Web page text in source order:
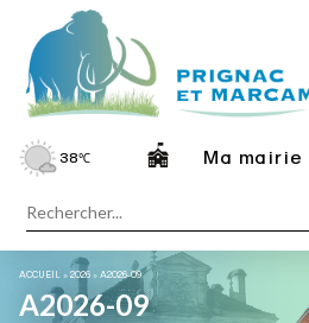
38℃ Ma mairie
ACCUEIL »2026 »A2026-09
A2026-09